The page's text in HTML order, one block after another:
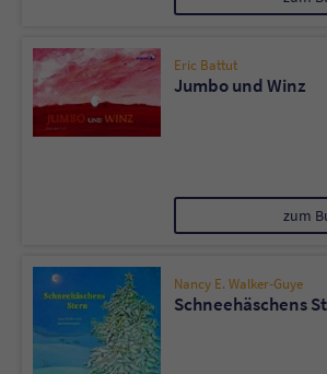
Eric Battut
Jumbo und Winz
zum
Nancy E. Walker-Guye
Schneehäschens